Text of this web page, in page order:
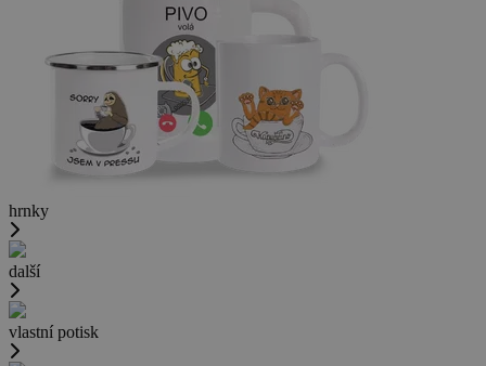
hrnky
další
vlastní potisk